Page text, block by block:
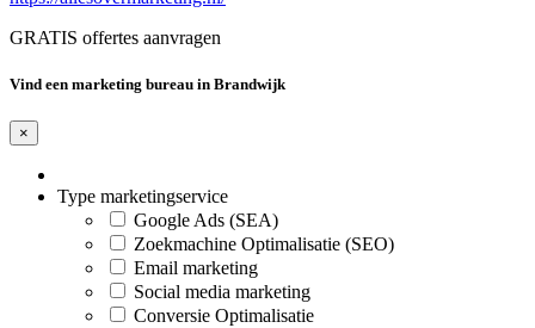
GRATIS offertes aanvragen
Vind een marketing bureau in Brandwijk
×
Type marketingservice
Google Ads (SEA)
Zoekmachine Optimalisatie (SEO)
Email marketing
Social media marketing
Conversie Optimalisatie